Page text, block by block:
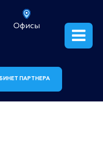
Офисы
ПАРТНЕРА